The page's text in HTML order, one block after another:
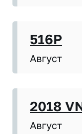
516P
Август
2018
Август